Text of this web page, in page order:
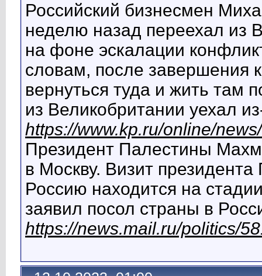
Российский бизнесмен
неделю назад переехал из
на фоне эскалации
словам, после завершения
вернуться туда и жить там
из Великобритании уехал
https://www.kp.ru/online/
Президент Палестины
в Москву. Визит
Россию находится на
заявил посол страны в
https://news.mail.ru/politics/